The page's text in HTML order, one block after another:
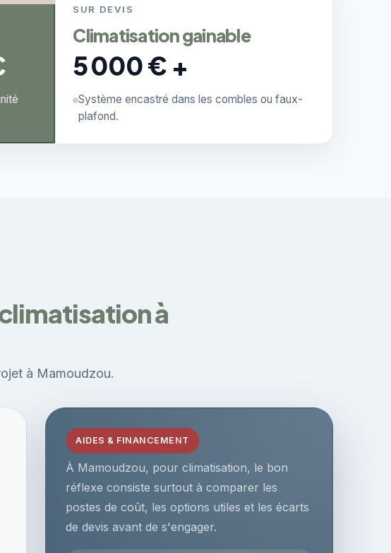
SUR DEVIS
Climatisation gainable
5 000 € +
Système encastré dans les combles ou faux-
plafond.
à
à Mamoudzou.
AIDES & FINANCEMENT
À Mamoudzou, pour climatisation, le bon
réflexe consiste surtout à comparer les
postes de coût, les options utiles et les écarts
de devis avant de s'engager.